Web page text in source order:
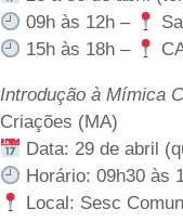
09h às 12h –
15h às 18h –
Introdução à Mímica
Criações (MA)
Data: 29 de abril
Horário: 09h30 às
Local: Sesc